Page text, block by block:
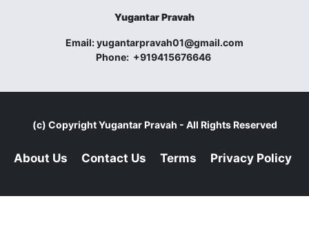
Yugantar Pravah
Email:yugantarpravah01@gmail.com
Phone: +919415676646
(c) CopyrightYugantar Pravah - All Rights Reserved
About Us Contact Us Terms Privacy Policy